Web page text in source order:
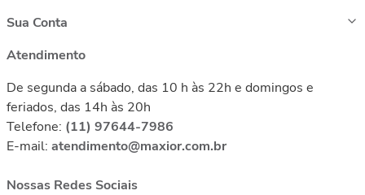
Sua Conta
Atendimento
De segunda a sábado, das 10 h às 22h e domingos e
feriados, das 14h às 20h
Telefone: (11) 97644-7986
E-mail: atendimento@maxior.com.br
Nossas Redes Sociais